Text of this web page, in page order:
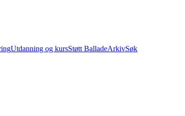
Utdanning og kursStøtt BalladeArkivSøk